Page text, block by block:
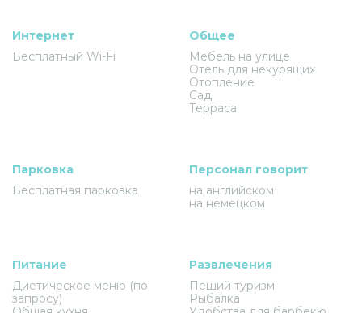
Интернет
Бесплатный Wi-Fi
Общее
Мебель на улице
Отель для некурящих
Отопление
Сад
Терраса
Парковка
Бесплатная парковка
Персонал говорит
на английском
на немецком
Питание
Диетическое меню (по
запросу)
Развлечения
Пеший туризм
Рыбалка